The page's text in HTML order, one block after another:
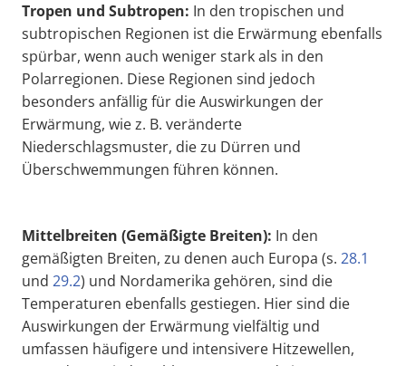
Tropen und Subtropen: In den tropischen und
subtropischen Regionen ist die Erwärmung ebenfalls
spürbar, wenn auch weniger stark als in den
Polarregionen. Diese Regionen sind jedoch
besonders anfällig für die Auswirkungen der
Erwärmung, wie z. B. veränderte
Niederschlagsmuster, die zu Dürren und
Überschwemmungen führen können.
Mittelbreiten (Gemäßigte Breiten): In den
gemäßigten Breiten, zu denen auch Europa (s. 28.1
und 29.2) und Nordamerika gehören, sind die
Temperaturen ebenfalls gestiegen. Hier sind die
Auswirkungen der Erwärmung vielfältig und
umfassen häufigere und intensivere Hitzewellen,